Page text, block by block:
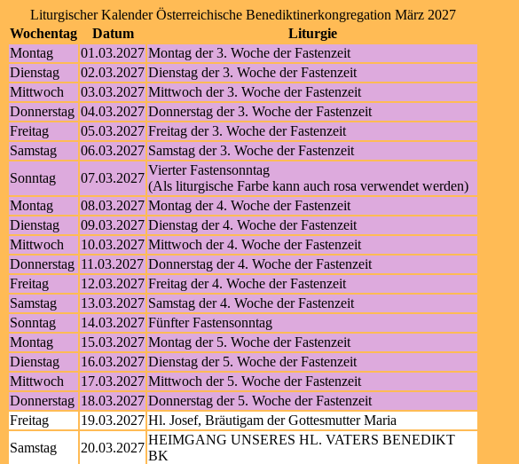
Liturgischer Kalender Österreichische Benediktinerkongregation März 2027
Wochentag
Datum
Liturgie
Montag
01.03.2027 Montag der 3. Woche der Fastenzeit
Dienstag
02.03.2027 Dienstag der 3. Woche der Fastenzeit
Mittwoch
03.03.2027 Mittwoch der 3. Woche der Fastenzeit
Donnerstag 04.03.2027 Donnerstag der 3. Woche der Fastenzeit
Freitag
05.03.2027 Freitag der 3. Woche der Fastenzeit
Samstag
06.03.2027 Samstag der 3. Woche der Fastenzeit
Sonntag
07.03.2027
Vierter Fastensonntag
(Als liturgische Farbe kann auch rosa verwendet werden)
Montag
08.03.2027 Montag der 4. Woche der Fastenzeit
Dienstag
09.03.2027 Dienstag der 4. Woche der Fastenzeit
Mittwoch
10.03.2027 Mittwoch der 4. Woche der Fastenzeit
Donnerstag 11.03.2027 Donnerstag der 4. Woche der Fastenzeit
Freitag
12.03.2027 Freitag der 4. Woche der Fastenzeit
Samstag
13.03.2027 Samstag der 4. Woche der Fastenzeit
Sonntag
14.03.2027 Fünfter Fastensonntag
Montag
15.03.2027 Montag der 5. Woche der Fastenzeit
Dienstag
16.03.2027 Dienstag der 5. Woche der Fastenzeit
Mittwoch
17.03.2027 Mittwoch der 5. Woche der Fastenzeit
Donnerstag 18.03.2027 Donnerstag der 5. Woche der Fastenzeit
Freitag
19.03.2027 Hl. Josef, Bräutigam der Gottesmutter Maria
Samstag
20.03.2027
HEIMGANG UNSERES HL. VATERS BENEDIKT
BK